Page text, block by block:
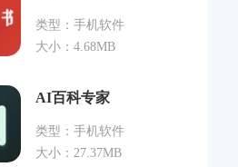
类型：手机软件
大小：4.68MB
AI百科专家
类型：手机软件
大小：27.37MB